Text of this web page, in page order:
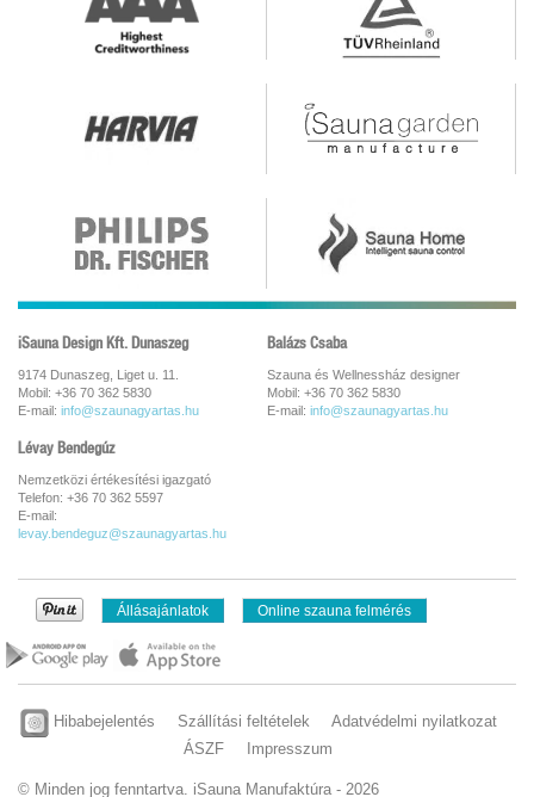
iSauna Design Kft. Dunaszeg
9174 Dunaszeg, Liget u. 11.
Mobil: +36 70 362 5830
E-mail: info@szaunagyartas.hu
Balázs Csaba
Szauna és Wellnessház designer
Mobil: +36 70 362 5830
E-mail: info@szaunagyartas.hu
Lévay Bendegúz
Nemzetközi értékesítési igazgató
Telefon: +36 70 362 5597
E-mail:
levay.bendeguz@szaunagyartas.hu
Állásajánlatok Online szauna felmérés
Hibabejelentés Szállítási feltételek
Adatvédelmi nyilatkozat
ÁSZF
Impresszum
© Minden jog fenntartva. iSauna Manufaktúra - 2026